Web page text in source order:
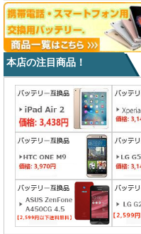
本店の注目商品！